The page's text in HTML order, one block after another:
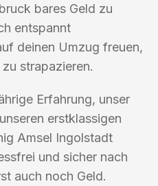
bares Geld zu
entspannt
deinen Umzug freuen,
strapazieren.
Erfahrung, unser
erstklassigen
Amsel Ingolstadt
und sicher nach
auch noch Geld.